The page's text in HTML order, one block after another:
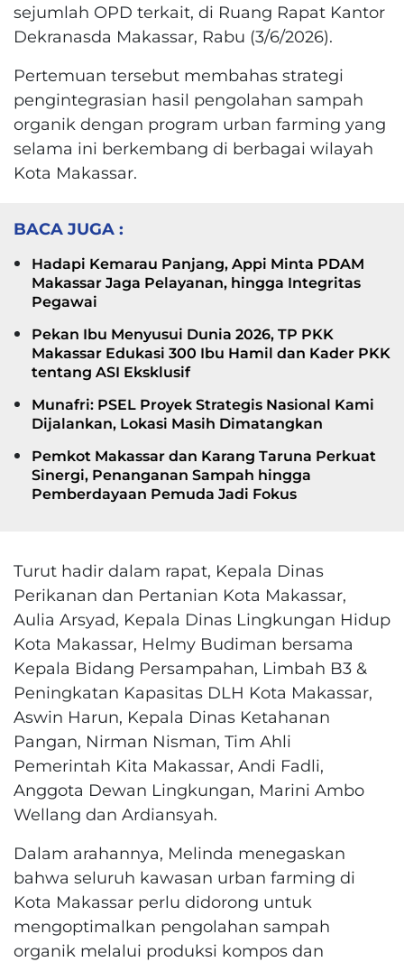
sejumlah OPD terkait, di Ruang Rapat Kantor
Dekranasda Makassar, Rabu (3/6/2026).
Pertemuan tersebut membahas strategi
pengintegrasian hasil pengolahan sampah
organik dengan program urban farming yang
selama ini berkembang di berbagai wilayah
Kota Makassar.
BACA JUGA :
Hadapi Kemarau Panjang, Appi Minta PDAM
Makassar Jaga Pelayanan, hingga Integritas
Pegawai
Pekan Ibu Menyusui Dunia 2026, TP PKK
Makassar Edukasi 300 Ibu Hamil dan Kader PKK
tentang ASI Eksklusif
Munafri: PSEL Proyek Strategis Nasional Kami
Dijalankan, Lokasi Masih Dimatangkan
Pemkot Makassar dan Karang Taruna Perkuat
Sinergi, Penanganan Sampah hingga
Pemberdayaan Pemuda Jadi Fokus
Turut hadir dalam rapat, Kepala Dinas
Perikanan dan Pertanian Kota Makassar,
Aulia Arsyad, Kepala Dinas Lingkungan Hidup
Kota Makassar, Helmy Budiman bersama
Kepala Bidang Persampahan, Limbah B3 &
Peningkatan Kapasitas DLH Kota Makassar,
Aswin Harun, Kepala Dinas Ketahanan
Pangan, Nirman Nisman, Tim Ahli
Pemerintah Kita Makassar, Andi Fadli,
Anggota Dewan Lingkungan, Marini Ambo
Wellang dan Ardiansyah.
Dalam arahannya, Melinda menegaskan
bahwa seluruh kawasan urban farming di
Kota Makassar perlu didorong untuk
mengoptimalkan pengolahan sampah
organik melalui produksi kompos dan